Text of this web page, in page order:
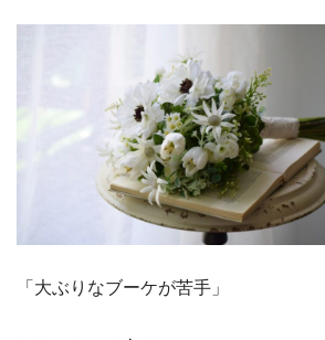
「大ぶりなブーケが苦手」